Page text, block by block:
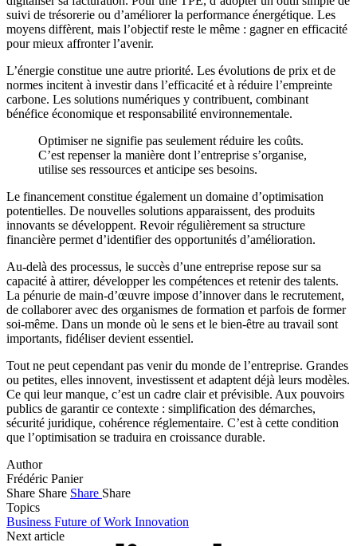
suivi de trésorerie ou d’améliorer la performance énergétique. Les
moyens diffèrent, mais l’objectif reste le même : gagner en efficacité
pour mieux affronter l’avenir.
L’énergie constitue une autre priorité. Les évolutions de prix et de
normes incitent à investir dans l’efficacité et à réduire l’empreinte
carbone. Les solutions numériques y contribuent, combinant
bénéfice économique et responsabilité environnementale.
Optimiser ne signifie pas seulement réduire les coûts.
C’est repenser la manière dont l’entreprise s’organise,
utilise ses ressources et anticipe ses besoins.
Le financement constitue également un domaine d’optimisation
potentielles. De nouvelles solutions apparaissent, des produits
innovants se développent. Revoir régulièrement sa structure
financière permet d’identifier des opportunités d’amélioration.
Au-delà des processus, le succès d’une entreprise repose sur sa
capacité à attirer, développer les compétences et retenir des talents.
La pénurie de main-d’œuvre impose d’innover dans le recrutement,
de collaborer avec des organismes de formation et parfois de former
soi-même. Dans un monde où le sens et le bien-être au travail sont
importants, fidéliser devient essentiel.
Tout ne peut cependant pas venir du monde de l’entreprise. Grandes
ou petites, elles innovent, investissent et adaptent déjà leurs modèles.
Ce qui leur manque, c’est un cadre clair et prévisible. Aux pouvoirs
publics de garantir ce contexte : simplification des démarches,
sécurité juridique, cohérence réglementaire. C’est à cette condition
que l’optimisation se traduira en croissance durable.
Author
Frédéric Panier
Share Share Share Share
Topics
Business Future of Work Innovation
Next article